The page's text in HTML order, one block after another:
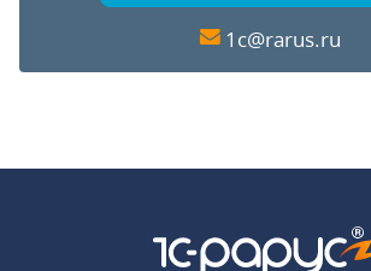
1c@rarus.ru